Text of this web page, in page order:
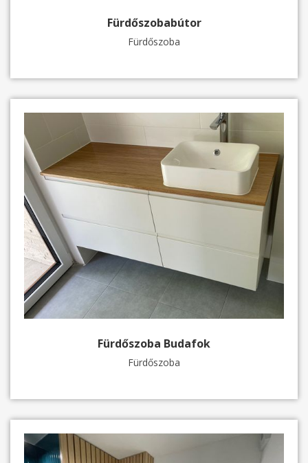
Fürdőszobabútor
Fürdőszoba
Fürdőszoba Budafok
Fürdőszoba